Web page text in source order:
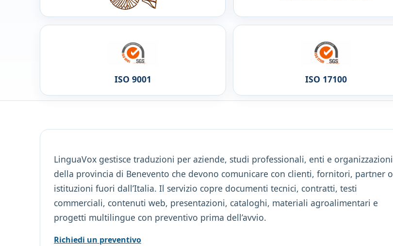
ISO 9001 ISO 17100
LinguaVox gestisce traduzioni per aziende, studi professionali, enti e organizzazioni
della provincia di Benevento che devono comunicare con clienti, fornitori, partner o
istituzioni fuori dall’Italia. Il servizio copre documenti tecnici, contratti, testi
commerciali, contenuti web, presentazioni, cataloghi, materiali agroalimentari e
progetti multilingue con preventivo prima dell’avvio.
Richiedi un preventivo